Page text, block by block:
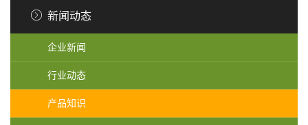
新闻动态
企业新闻
行业动态
产品知识